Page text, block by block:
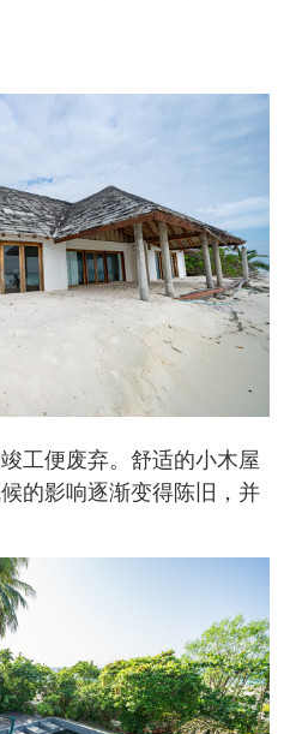
工便废弃。舒适的小木屋
的影响逐渐变得陈旧，并